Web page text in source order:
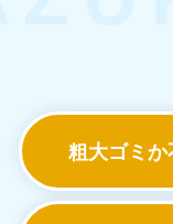
粗大ゴミか